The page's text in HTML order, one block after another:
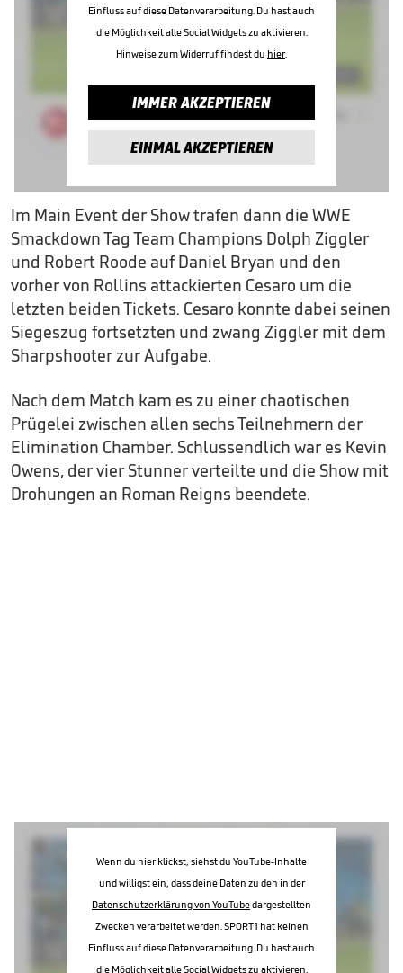
Einfluss auf diese Datenverarbeitung. Du hast auch
die Möglichkeit alle Social Widgets zu aktivieren.
Hinweise zum Widerruf findest du hier.
IMMER AKZEPTIEREN
EINMAL AKZEPTIEREN
Im Main Event der Show trafen dann die WWE
Smackdown Tag Team Champions Dolph Ziggler
und Robert Roode auf Daniel Bryan und den
vorher von Rollins attackierten Cesaro um die
letzten beiden Tickets. Cesaro konnte dabei seinen
Siegeszug fortsetzten und zwang Ziggler mit dem
Sharpshooter zur Aufgabe.
Nach dem Match kam es zu einer chaotischen
Prügelei zwischen allen sechs Teilnehmern der
Elimination Chamber. Schlussendlich war es Kevin
Owens, der vier Stunner verteilte und die Show mit
Drohungen an Roman Reigns beendete.
Wenn du hier klickst, siehst du YouTube-Inhalte
und willigst ein, dass deine Daten zu den in der
Datenschutzerklärung von YouTubedargestellten
Zwecken verarbeitet werden. SPORT1 hat keinen
Einfluss auf diese Datenverarbeitung. Du hast auch
die Möglichkeit alle Social Widgets zu aktivieren.